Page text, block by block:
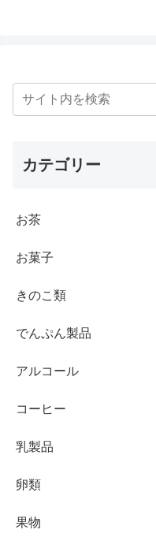
カテゴリー
お茶
お菓子
きのこ類
でんぷん製品
アルコール
コーヒー
乳製品
卵類
果物